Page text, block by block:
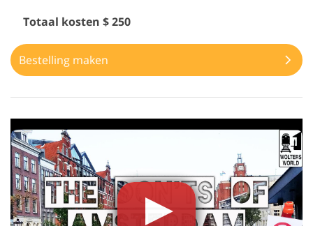
Totaal kosten $ 250
Bestelling maken